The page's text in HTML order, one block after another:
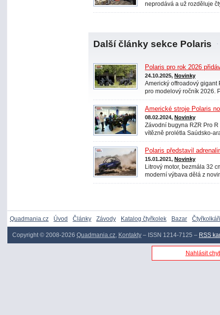
neprodává a už rozděluje
Další články sekce Polaris
Polaris pro rok 2026
24.10.2025, Novinky
Americký offroadový
pro modelový ročník 2026.
Americké stroje Polaris
08.02.2024, Novinky
Závodní bugyna RZR Pro
vítězně prolétla Saúdsko-
Polaris představil
15.01.2021, Novinky
Litrový motor, bezmála 32
moderní výbava dělá z
Quadmania.cz Úvod Články Závody Katalog čtyřkolek Bazar Čtyřkolkáři
Copyright © 2008-2026 Quadmania.cz, Kontakty – ISSN 1214-7125 – RSS
Nahlásit